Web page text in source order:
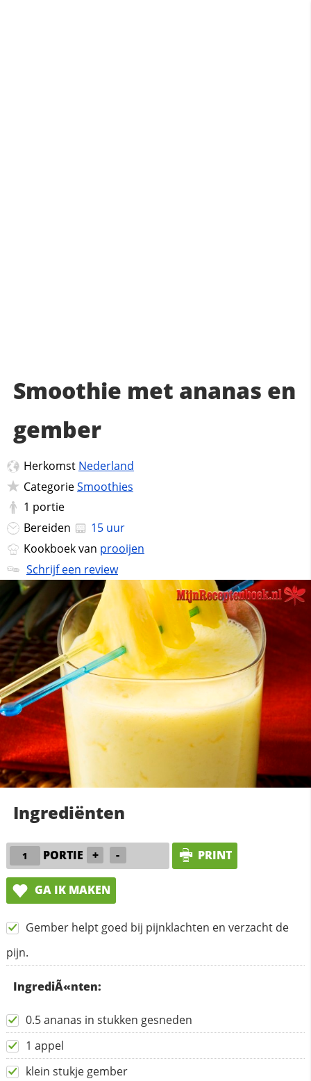
Smoothie met ananas en
gember
Herkomst Nederland
CategorieSmoothies
1 portie
Bereiden
15 uur
Kookboek van prooijen
Schrijf een review
Ingrediënten
PORTIE + - PRINT
GA IK MAKEN
Gember helpt goed bij pijnklachten en verzacht de
pijn.
IngrediÃ«nten:
0.5 ananas in stukken gesneden
1 appel
klein stukje gember